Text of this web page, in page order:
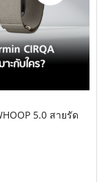
5.0 สายรัด